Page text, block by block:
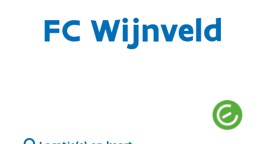
FC Wijnveld